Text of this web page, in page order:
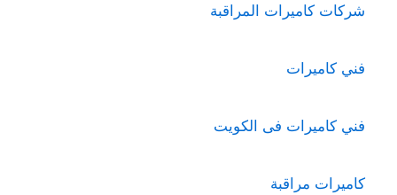
شركات كاميرات المراقبة
فني كاميرات
فني كاميرات فى الكويت
كاميرات مراقبة